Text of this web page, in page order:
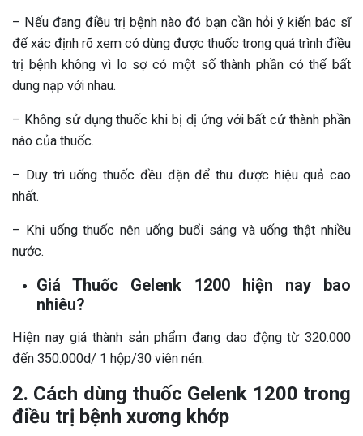
– Nếu đang điều trị bệnh nào đó bạn cần hỏi ý kiến bác sĩ
để xác định rõ xem có dùng được thuốc trong quá trình điều
trị bệnh không vì lo sợ có một số thành phần có thể bất
dung nạp với nhau.
– Không sử dụng thuốc khi bị dị ứng với bất cứ thành phần
nào của thuốc.
– Duy trì uống thuốc đều đặn để thu được hiệu quả cao
nhất.
– Khi uống thuốc nên uống buổi sáng và uống thật nhiều
nước.
Giá Thuốc Gelenk 1200 hiện nay bao
nhiêu?
Hiện nay giá thành sản phẩm đang dao động từ 320.000
đến 350.000d/ 1 hộp/30 viên nén.
2. Cách dùng thuốc Gelenk 1200 trong
điều trị bệnh xương khớp